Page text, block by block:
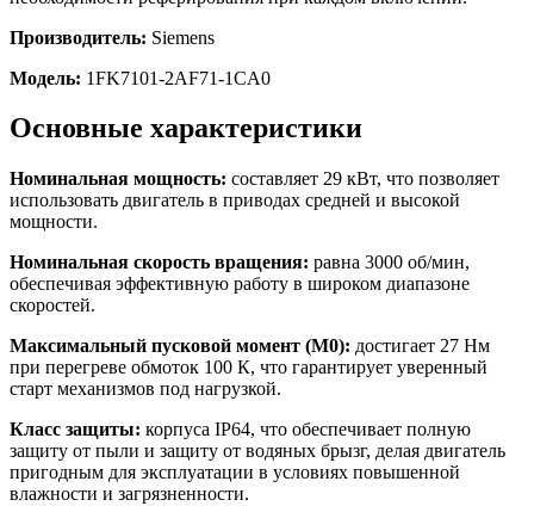
Производитель: Siemens
Модель: 1FK7101-2AF71-1CA0
Основные характеристики
Номинальная мощность: составляет 29 кВт, что позволяет
использовать двигатель в приводах средней и высокой
мощности.
Номинальная скорость вращения: равна 3000 об/мин,
обеспечивая эффективную работу в широком диапазоне
скоростей.
Максимальный пусковой момент (M0): достигает 27 Нм
при перегреве обмоток 100 К, что гарантирует уверенный
старт механизмов под нагрузкой.
Класс защиты: корпуса IP64, что обеспечивает полную
защиту от пыли и защиту от водяных брызг, делая двигатель
пригодным для эксплуатации в условиях повышенной
влажности и загрязненности.